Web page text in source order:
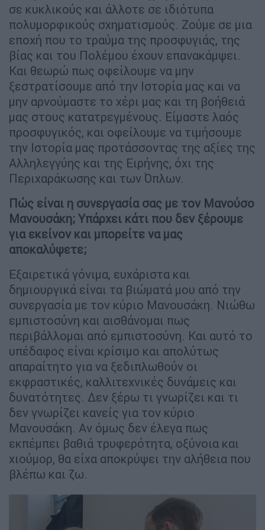
σε κυκλικούς και άλλοτε σε ιδιότυπα
πολυμορφικούς σχηματισμούς. Ζούμε σε μια
εποχή που το τραύμα της προσφυγιάς, της
βίας και του Πολέμου έχουν επανακάμψει.
Και θεωρώ πως οφείλουμε να μην
ξεστρατίσουμε από την Ιστορία μας και να
μην αρνούμαστε το χέρι μας και τη βοήθειά
μας στους κατατρεγμένους. Είμαστε λαός
προσφυγικός, και οφείλουμε να τιμήσουμε
την Ιστορία μας προτάσσοντας της αξίες της
Αλληλεγγύης και της Ειρήνης, όχι της
Περιχαράκωσης και των Όπλων.
Πώς είναι η συνεργασία σας με τον Μανούσο
Μανουσάκη; Υπάρχει κάτι που δεν ξέρουµε
για εκείνον και μπορείτε να μας
αποκαλύψετε;
Εξαιρετικά γόνιμα, ευχάριστα και
δημιουργικά είναι τα βιώματά μου από την
συνεργασία με τον κύριο Μανουσάκη. Νιώθω
εμπιστοσύνη και αισθάνομαι πως
περιβάλλομαι από εμπιστοσύνη. Και αυτό το
υπέδαφος είναι κρίσιμο και απολύτως
απαραίτητο για να ξεδιπλωθούν οι
εκφραστικές, καλλιτεχνικές δυνάμεις και
δυνατότητες. Δεν ξέρω τι γνωρίζει και τι
δεν γνωρίζει κανείς για τον κύριο
Μανουσάκη. Αν όμως δεν έλεγα πως
εκπέμπει βαθιά τρυφερότητα, οξύνοια και
χιούμορ, θα είχα αποκρύψει την αλήθεια που
βλέπω και ζω.